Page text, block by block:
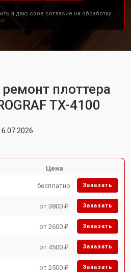
я даю свое согласие на обработку
плоттера
TX-4100
Цена
бесплатно Заказать
от 3800 ₽ Заказать
от 2600 ₽ Заказать
от 4500 ₽ Заказать
от 2500 ₽ Заказать